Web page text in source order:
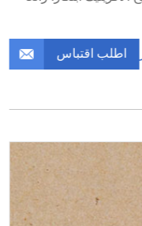
اطلب اقتباس